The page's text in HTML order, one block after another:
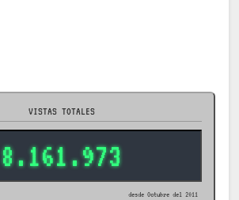
VISTAS TOTALES
8.161.973
desde Octubre del 2011